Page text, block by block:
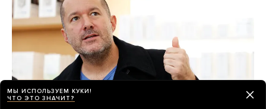
МЫ ИСПОЛЬЗУЕМ КУКИ!
ЧТО ЭТО ЗНАЧИТ?